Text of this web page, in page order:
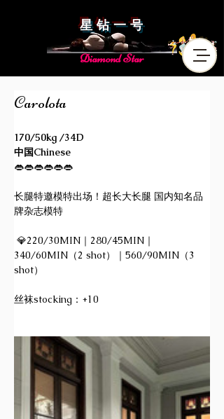
星 钻 一 号
Diamond Star
Carolota
170/50kg /34D
中国Chinese
👄👄👄👄👄👄
长腿特邀模特出场！超长大长腿 国内知名品
牌杂志模特
💎220/30MIN｜280/45MIN｜
340/60MIN（2 shot）｜560/90MIN（3
shot）
丝袜stocking：+10